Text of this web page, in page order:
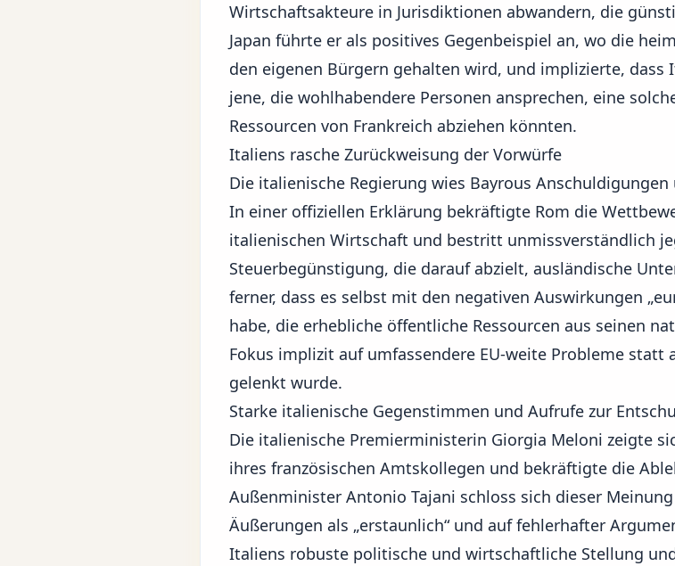
Wirtschaftsakteure in Jurisdiktionen abwandern, die
Japan führte er als positives Gegenbeispiel an, wo die
den eigenen Bürgern gehalten wird, und implizierte, dass
jene, die wohlhabendere Personen ansprechen, eine
Ressourcen von Frankreich abziehen könnten.
Italiens rasche Zurückweisung der Vorwürfe
Die italienische Regierung wies Bayrous
In einer offiziellen Erklärung bekräftigte Rom die
italienischen Wirtschaft und bestritt unmissverständlich
Steuerbegünstigung, die darauf abzielt, ausländische
ferner, dass es selbst mit den negativen Auswirkungen
habe, die erhebliche öffentliche Ressourcen aus seinen
Fokus implizit auf umfassendere EU-weite Probleme
gelenkt wurde.
Starke italienische Gegenstimmen und Aufrufe zur
Die italienische Premierministerin Giorgia Meloni zeigte
ihres französischen Amtskollegen und bekräftigte die
Außenminister Antonio Tajani schloss sich dieser
Äußerungen als „erstaunlich“ und auf fehlerhafter
Italiens robuste politische und wirtschaftliche Stellung